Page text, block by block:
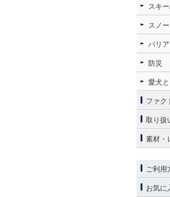
スキ
スノ
バリ
防災
愛犬
ファク
取り扱
素材・
ご利
お気に